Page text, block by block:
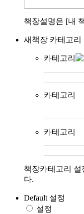
책장설명은 [내
새책장 카테고리
카테고리
카테고리
카테고리
책장카테고리 설
다.
Default 설정
설정